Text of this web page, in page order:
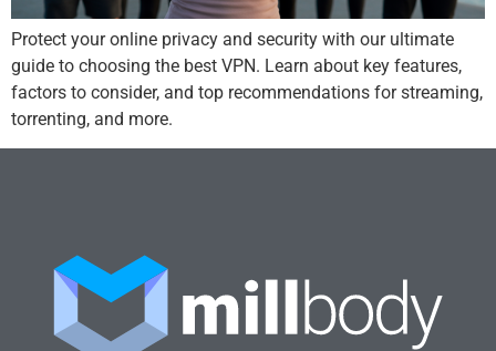
Protect your online privacy and security with our ultimate
guide to choosing the best VPN. Learn about key features,
factors to consider, and top recommendations for streaming,
torrenting, and more.